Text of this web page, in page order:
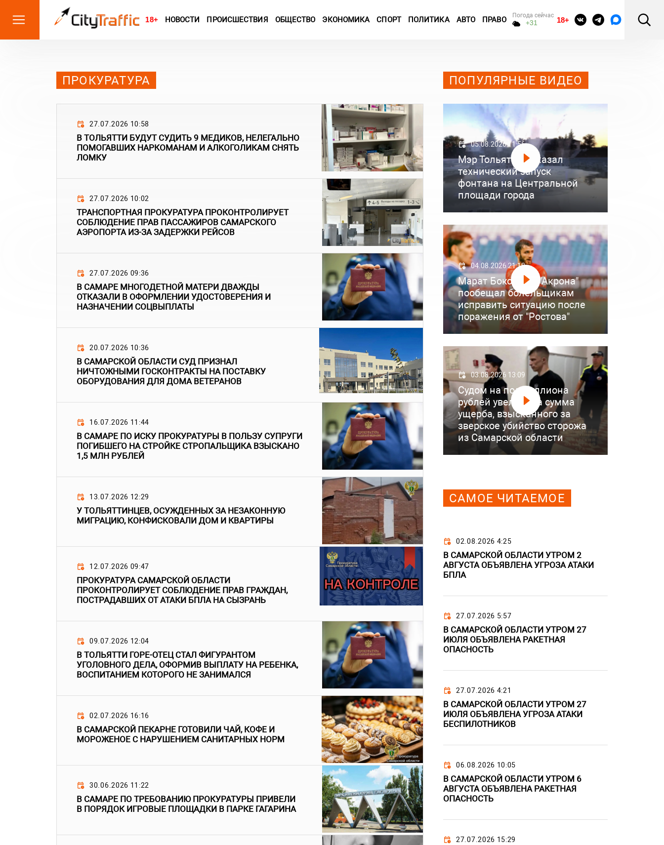
18+ НОВОСТИ ПРОИСШЕСТВИЯ ОБЩЕСТВО ЭКОНОМИКА СПОРТ ПОЛИТИКА АВТО ПРАВО Погода сейчас
+31 18+
ПРОКУРАТУРА
27.07.2026 10:58
В ТОЛЬЯТТИ БУДУТ СУДИТЬ 9 МЕДИКОВ, НЕЛЕГАЛЬНО
ПОМОГАВШИХ НАРКОМАНАМ И АЛКОГОЛИКАМ СНЯТЬ
ЛОМКУ
27.07.2026 10:02
ТРАНСПОРТНАЯ ПРОКУРАТУРА ПРОКОНТРОЛИРУЕТ
СОБЛЮДЕНИЕ ПРАВ ПАССАЖИРОВ САМАРСКОГО
АЭРОПОРТА ИЗ-ЗА ЗАДЕРЖКИ РЕЙСОВ
27.07.2026 09:36
В САМАРЕ МНОГОДЕТНОЙ МАТЕРИ ДВАЖДЫ
ОТКАЗАЛИ В ОФОРМЛЕНИИ УДОСТОВЕРЕНИЯ И
НАЗНАЧЕНИИ СОЦВЫПЛАТЫ
20.07.2026 10:36
В САМАРСКОЙ ОБЛАСТИ СУД ПРИЗНАЛ
НИЧТОЖНЫМИ ГОСКОНТРАКТЫ НА ПОСТАВКУ
ОБОРУДОВАНИЯ ДЛЯ ДОМА ВЕТЕРАНОВ
16.07.2026 11:44
В САМАРЕ ПО ИСКУ ПРОКУРАТУРЫ В ПОЛЬЗУ СУПРУГИ
ПОГИБШЕГО НА СТРОЙКЕ СТРОПАЛЬЩИКА ВЗЫСКАНО
1,5 МЛН РУБЛЕЙ
13.07.2026 12:29
У ТОЛЬЯТТИНЦЕВ, ОСУЖДЕННЫХ ЗА НЕЗАКОННУЮ
МИГРАЦИЮ, КОНФИСКОВАЛИ ДОМ И КВАРТИРЫ
12.07.2026 09:47
ПРОКУРАТУРА САМАРСКОЙ ОБЛАСТИ
ПРОКОНТРОЛИРУЕТ СОБЛЮДЕНИЕ ПРАВ ГРАЖДАН,
ПОСТРАДАВШИХ ОТ АТАКИ БПЛА НА СЫЗРАНЬ
09.07.2026 12:04
В ТОЛЬЯТТИ ГОРЕ-ОТЕЦ СТАЛ ФИГУРАНТОМ
УГОЛОВНОГО ДЕЛА, ОФОРМИВ ВЫПЛАТУ НА РЕБЕНКА,
ВОСПИТАНИЕМ КОТОРОГО НЕ ЗАНИМАЛСЯ
02.07.2026 16:16
В САМАРСКОЙ ПЕКАРНЕ ГОТОВИЛИ ЧАЙ, КОФЕ И
МОРОЖЕНОЕ С НАРУШЕНИЕМ САНИТАРНЫХ НОРМ
30.06.2026 11:22
В САМАРЕ ПО ТРЕБОВАНИЮ ПРОКУРАТУРЫ ПРИВЕЛИ
В ПОРЯДОК ИГРОВЫЕ ПЛОЩАДКИ В ПАРКЕ ГАГАРИНА
ПОПУЛЯРНЫЕ ВИДЕО
05.08.2026 11:56
Мэр Тольятти показал
технический запуск
фонтана на Центральной
площади города
04.08.2026 21:18
Марат Бокоев из "Акрона"
пообещал болельщикам
исправить ситуацию после
поражения от "Ростова"
03.08.2026 13:09
Судом на полмиллиона
рублей увеличена сумма
ущерба, взысканного за
зверское убийство сторожа
из Самарской области
САМОЕ ЧИТАЕМОЕ
02.08.2026 4:25
В САМАРСКОЙ ОБЛАСТИ УТРОМ 2
АВГУСТА ОБЪЯВЛЕНА УГРОЗА АТАКИ
БПЛА
27.07.2026 5:57
В САМАРСКОЙ ОБЛАСТИ УТРОМ 27
ИЮЛЯ ОБЪЯВЛЕНА РАКЕТНАЯ
ОПАСНОСТЬ
27.07.2026 4:21
В САМАРСКОЙ ОБЛАСТИ УТРОМ 27
ИЮЛЯ ОБЪЯВЛЕНА УГРОЗА АТАКИ
БЕСПИЛОТНИКОВ
06.08.2026 10:05
В САМАРСКОЙ ОБЛАСТИ УТРОМ 6
АВГУСТА ОБЪЯВЛЕНА РАКЕТНАЯ
ОПАСНОСТЬ
27.07.2026 15:29